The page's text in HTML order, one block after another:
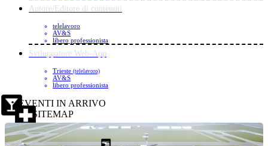
Autore/Editore di contenuti
telelavoro
AV&S
libero professionista
Sviluppatore Web-App
Trieste (telelavoro)
AV&S
libero professionista
EVENTI IN ARRIVO
SITEMAP